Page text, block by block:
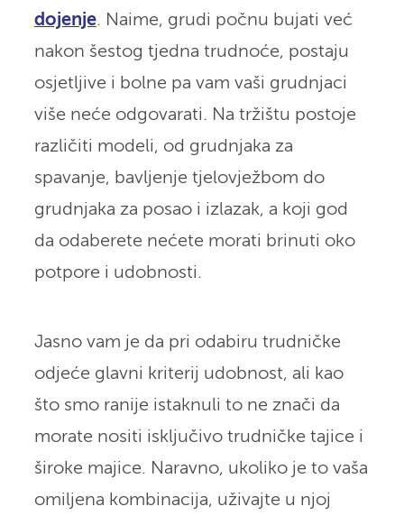
dojenje. Naime, grudi počnu bujati već
nakon šestog tjedna trudnoće, postaju
osjetljive i bolne pa vam vaši grudnjaci
više neće odgovarati. Na tržištu postoje
različiti modeli, od grudnjaka za
spavanje, bavljenje tjelovježbom do
grudnjaka za posao i izlazak, a koji god
da odaberete nećete morati brinuti oko
potpore i udobnosti.
Jasno vam je da pri odabiru trudničke
odjeće glavni kriterij udobnost, ali kao
što smo ranije istaknuli to ne znači da
morate nositi isključivo trudničke tajice i
široke majice. Naravno, ukoliko je to vaša
omiljena kombinacija, uživajte u njoj